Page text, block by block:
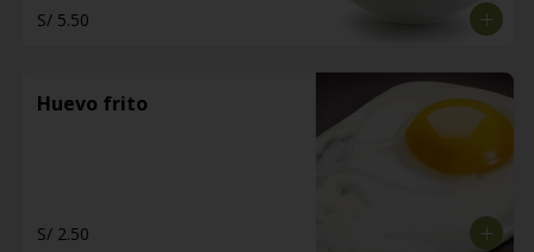
S/ 5.50
Huevo frito
S/ 2.50